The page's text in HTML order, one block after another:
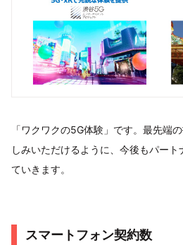
「ワクワクの5G体験」です。最先端
しみいただけるように、今後もパー
ていきます。
スマートフォン契約数